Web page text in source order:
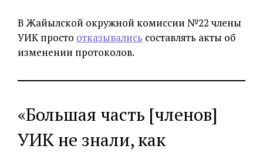
В Жайылской окружной комиссии №22 члены
УИК просто отказывались составлять акты об
изменении протоколов.
«Большая часть [членов]
УИК не знали, как